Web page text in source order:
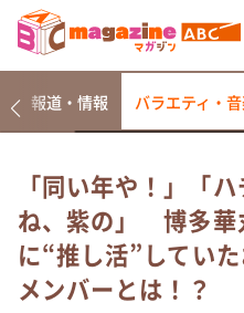
なるみ・岡村の過ぎるTV
相席食堂
これ余談なんですけど・
報道・情報 バラエティ・
「同い年や！」「
ね、紫の」 博多華
に“推し活”してい
メンバーとは！？